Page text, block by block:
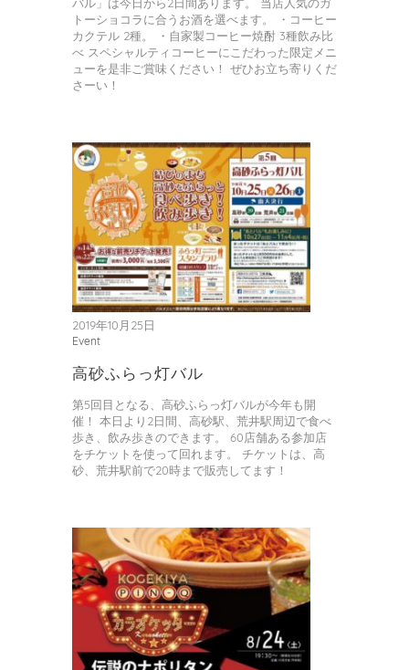
バル」は今日から2日間あります。 当店人気のガ
トーショコラに合うお酒を選べます。 ・コーヒー
カクテル 2種。 ・自家製コーヒー焼酎 3種飲み比
べ スペシャルティコーヒーにこだわった限定メニ
ューを是非ご賞味ください！ ぜひお立ち寄りくだ
さーい！
2019年10月25日
Event
高砂ふらっ灯バル
第5回目となる、高砂ふらっ灯バルが今年も開
催！ 本日より2日間、高砂駅、荒井駅周辺で食べ
歩き、飲み歩きのできます。 60店舗ある参加店
をチケットを使って回れます。 チケットは、高
砂、荒井駅前で20時まで販売してます！